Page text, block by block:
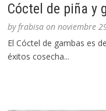
Cóctel de piña y
byfrabisa onnoviembre
El Cóctel de gambas es
éxitos cosecha...